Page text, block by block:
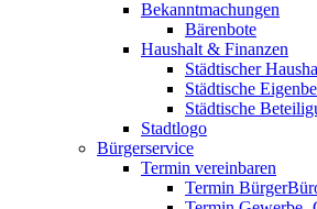
Bekanntmachungen
Bärenbote
Haushalt & Finanzen
Städtischer
Städtische
Städtische
Stadtlogo
Bürgerservice
Termin vereinbaren
Termin